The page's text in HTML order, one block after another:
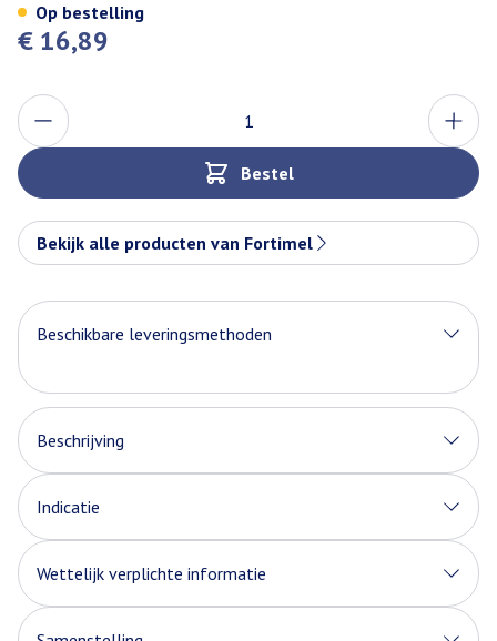
€ 16,89
Aantal
Bestel
Op bestelling
Bekijk alle producten van Fortimel
Beschikbare leveringsmethoden
Beschrijving
Indicatie
Wettelijk verplichte informatie